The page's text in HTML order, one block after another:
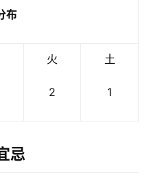
布
火
2
土
1
忌